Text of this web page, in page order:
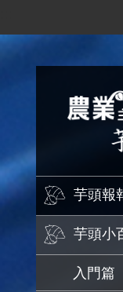
跳到主要內容
農業知
芋頭報
芋頭小
入門篇